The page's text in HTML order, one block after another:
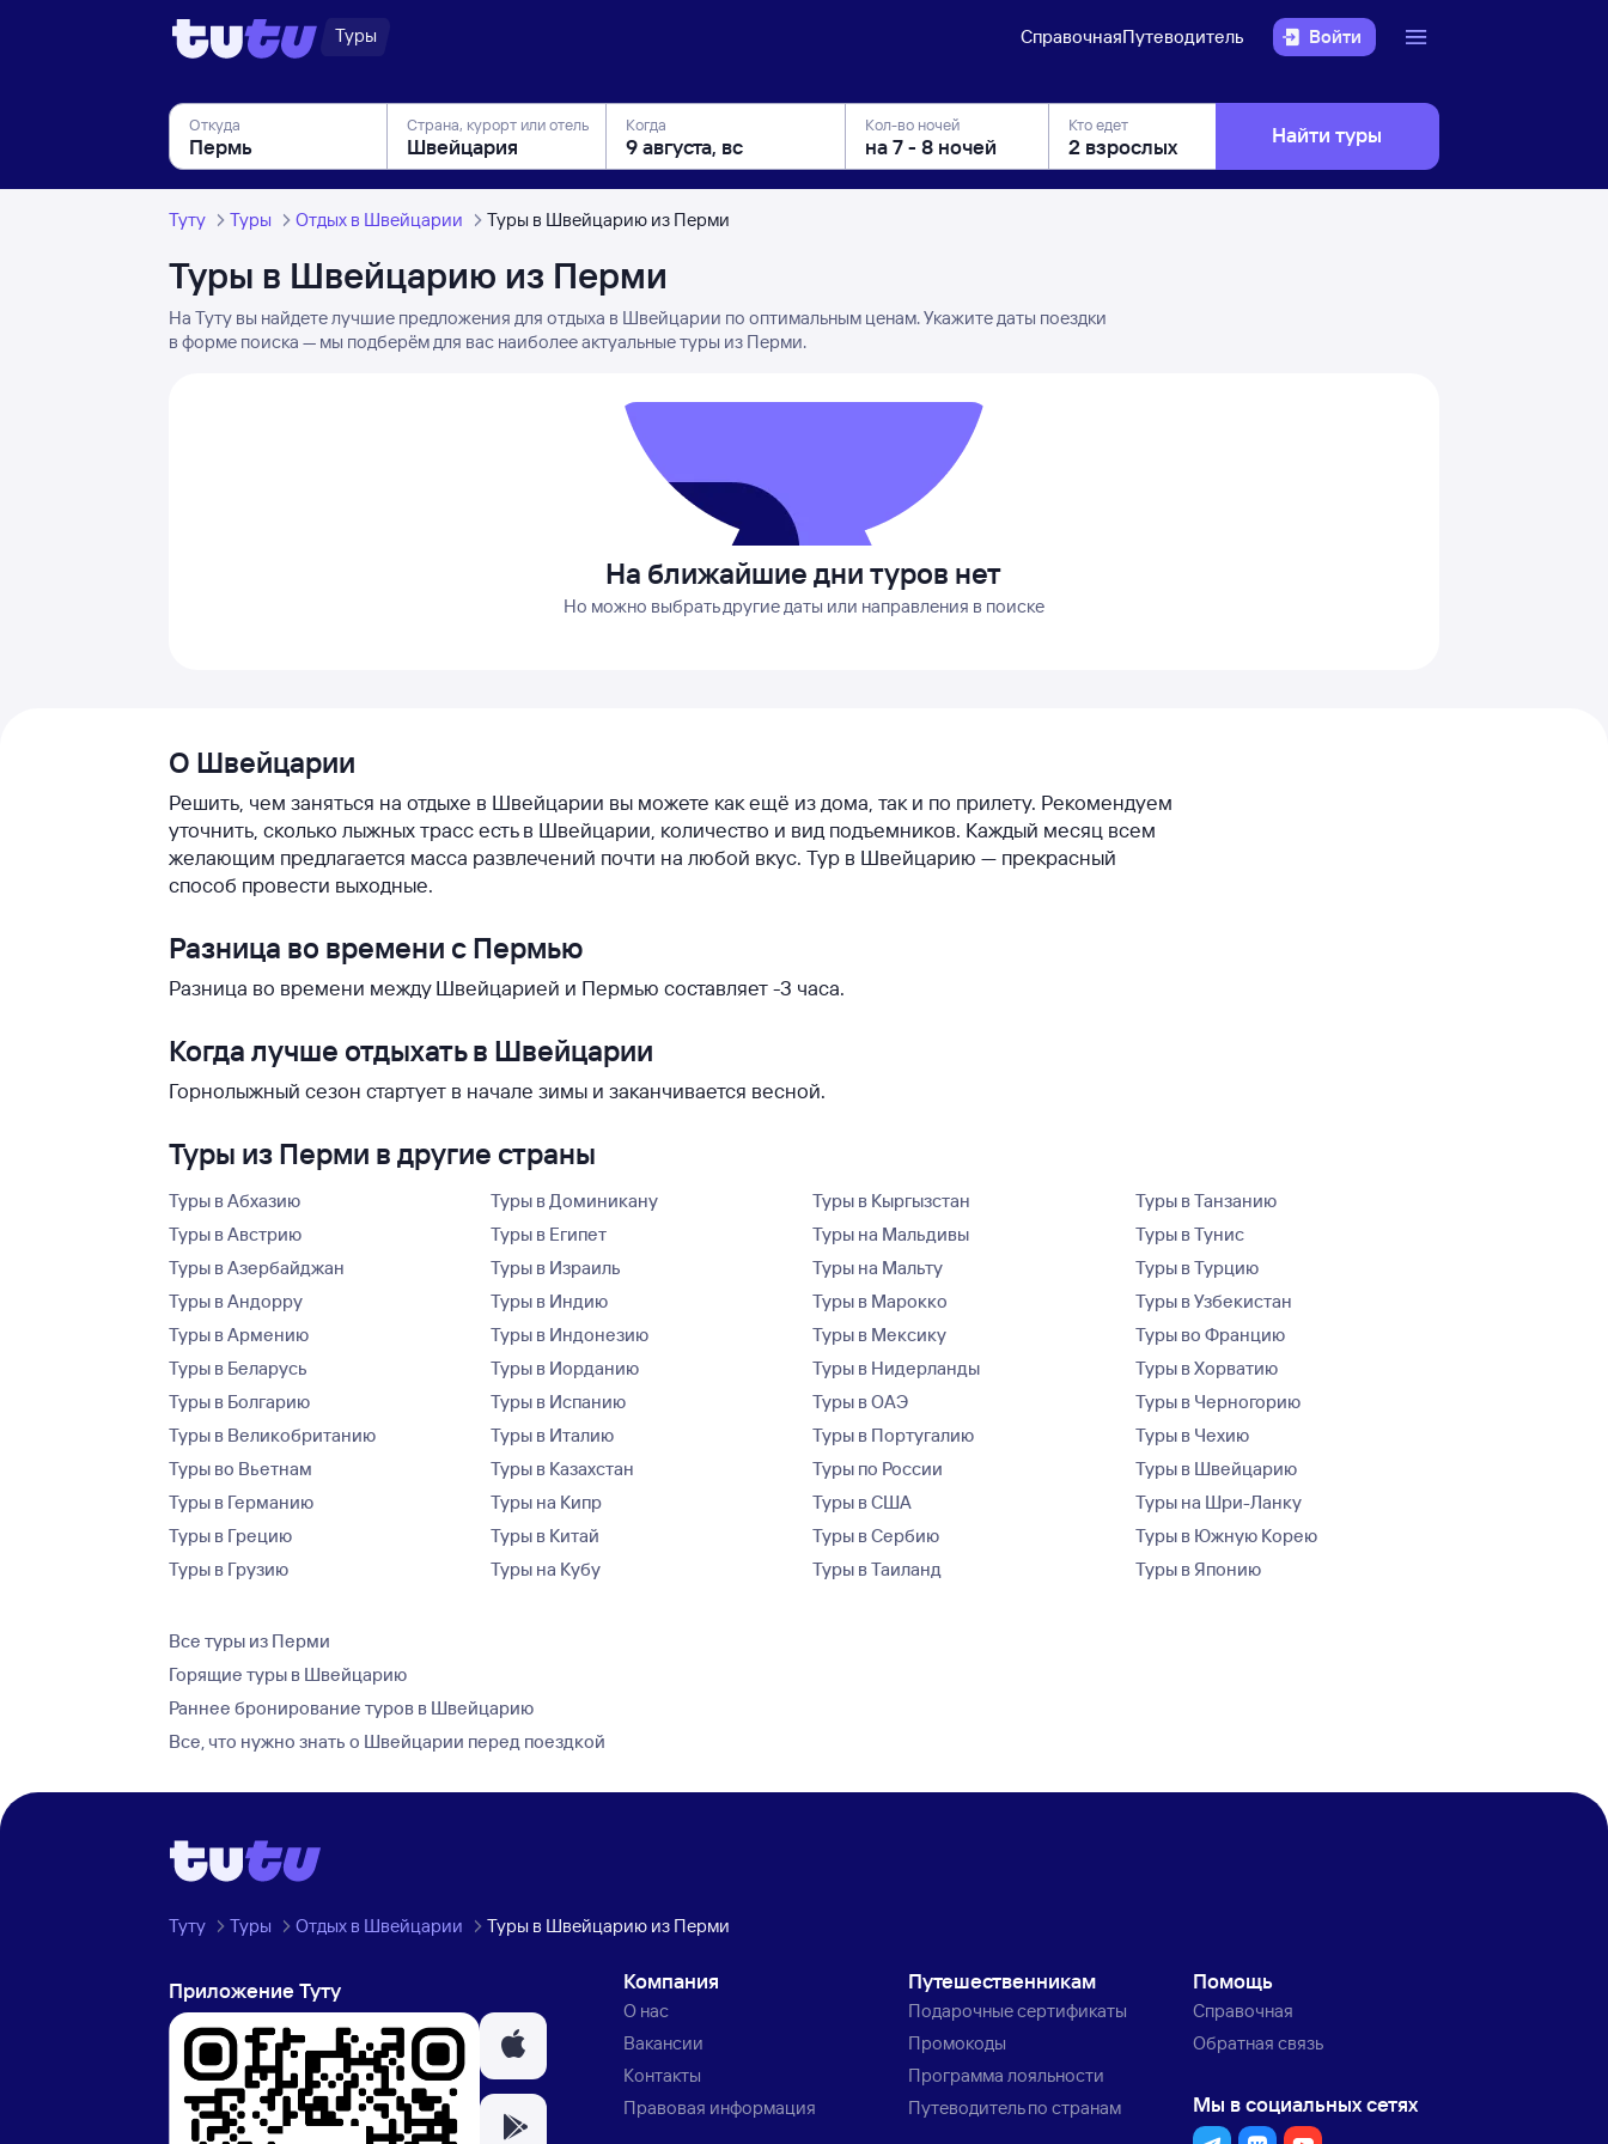
Туры СправочнаяПутеводитель Войти
Откуда Страна, курорт или отель Когда Кол-во ночей Кто едет Найти туры
Туту Туры Отдых в Швейцарии Туры в Швейцарию из Перми
Туры в Швейцарию из Перми
На Туту вы найдете лучшие предложения для отдыха в Швейцарии по оптимальным ценам. Укажите даты поездки
в форме поиска — мы подберём для вас наиболее актуальные туры из Перми.
На ближайшие дни туров нет
Но можно выбрать другие даты или направления в поиске
О Швейцарии
Решить, чем заняться на отдыхе в Швейцарии вы можете как ещё из дома, так и по прилету. Рекомендуем
уточнить, сколько лыжных трасс есть в Швейцарии, количество и вид подъемников. Каждый месяц всем
желающим предлагается масса развлечений почти на любой вкус. Тур в Швейцарию — прекрасный
способ провести выходные.
Разница во времени с Пермью
Разница во времени между Швейцарией и Пермью составляет -3 часа.
Когда лучше отдыхать в Швейцарии
Горнолыжный сезон стартует в начале зимы и заканчивается весной.
Туры из Перми в другие страны
Туры в Абхазию
Туры в Австрию
Туры в Азербайджан
Туры в Андорру
Туры в Армению
Туры в Беларусь
Туры в Болгарию
Туры в Великобританию
Туры во Вьетнам
Туры в Германию
Туры в Грецию
Туры в Грузию
Туры в Доминикану
Туры в Египет
Туры в Израиль
Туры в Индию
Туры в Индонезию
Туры в Иорданию
Туры в Испанию
Туры в Италию
Туры в Казахстан
Туры на Кипр
Туры в Китай
Туры на Кубу
Туры в Кыргызстан
Туры на Мальдивы
Туры на Мальту
Туры в Марокко
Туры в Мексику
Туры в Нидерланды
Туры в ОАЭ
Туры в Португалию
Туры по России
Туры в США
Туры в Сербию
Туры в Таиланд
Туры в Танзанию
Туры в Тунис
Туры в Турцию
Туры в Узбекистан
Туры во Францию
Туры в Хорватию
Туры в Черногорию
Туры в Чехию
Туры в Швейцарию
Туры на Шри-Ланку
Туры в Южную Корею
Туры в Японию
Все туры из Перми
Горящие туры в Швейцарию
Раннее бронирование туров в Швейцарию
Все, что нужно знать о Швейцарии перед поездкой
Туту Туры Отдых в Швейцарии Туры в Швейцарию из Перми
Приложение Туту Компания
О нас
Вакансии
Контакты
Правовая информация
Путешественникам
Подарочные сертификаты
Промокоды
Программа лояльности
Путеводитель по странам
Помощь
Справочная
Обратная связь
Мы в социальных сетях